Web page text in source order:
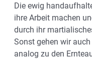
Die ewig
ihre Arbeit machen
durch ihr
Sonst gehen wir
analog zu den